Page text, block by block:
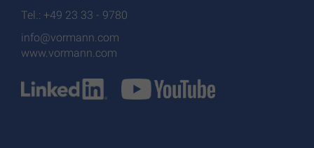
Tel.: +49 23 33 - 9780
info@vormann.com
www.vormann.com